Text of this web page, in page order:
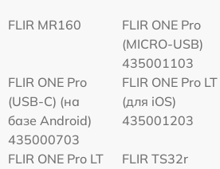
FLIR MR160
FLIR ONE Pro
(MICRO-USB)
435001103
FLIR ONE Pro
(USB-C) (на
базе Android)
435000703
FLIR ONE Pro LT
(для iOS)
435001203
FLIR ONE Pro LT
FLIR TS32r